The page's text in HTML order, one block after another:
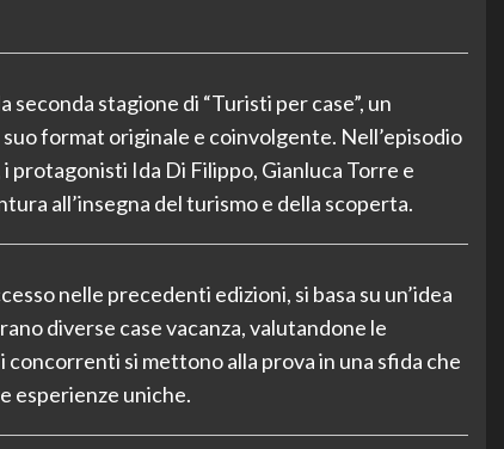
seconda stagione di “Turisti per case”, un
format originale e coinvolgente. Nell’episodio
protagonisti Ida Di Filippo, Gianluca Torre e
all’insegna del turismo e della scoperta.
nelle precedenti edizioni, si basa su un’idea
diverse case vacanza, valutandone le
si mettono alla prova in una sfida che
esperienze uniche.